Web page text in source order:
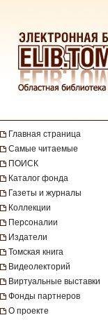
Главная страница
Самые читаемые
ПОИСК
Каталог фонда
Газеты и журналы
Коллекции
Персоналии
Издатели
Томская книга
Видеолекторий
Виртуальные выставки
Фонды партнеров
О проекте